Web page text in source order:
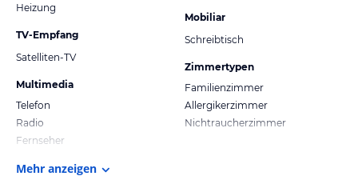
Heizung
TV-Empfang
Satelliten-TV
Multimedia
Telefon
Radio
Fernseher
Mobiliar
Schreibtisch
Zimmertypen
Familienzimmer
Allergikerzimmer
Nichtraucherzimmer
Mehr anzeigen